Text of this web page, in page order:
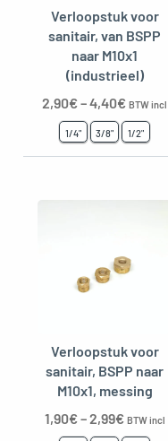
Verloopstuk voor
sanitair, van BSPP
naar M10x1
(industrieel)
2,90€–4,40€ BTW incl
1/4" 3/8" 1/2"
Verloopstuk voor
sanitair, BSPP naar
M10x1, messing
1,90€–2,99€ BTW incl